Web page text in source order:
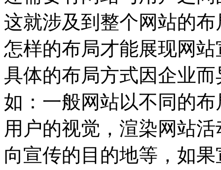
这就涉及到整个网站的
怎样的布局才能展现网
具体的布局方式因企业
如：一般网站以不同的
用户的视觉，渲染网站
向宣传的目的地等，如